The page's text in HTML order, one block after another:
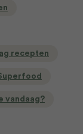
recepten
vandaag?